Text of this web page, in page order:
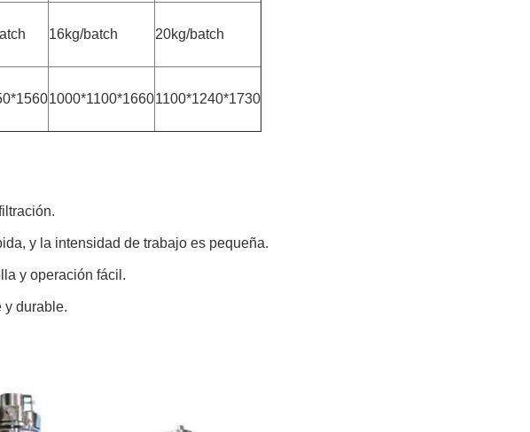
16kg/batch 20kg/batch
1000*1100*16601100*1240*1730
y la intensidad de trabajo es pequeña.
y operación fácil.
y durable.